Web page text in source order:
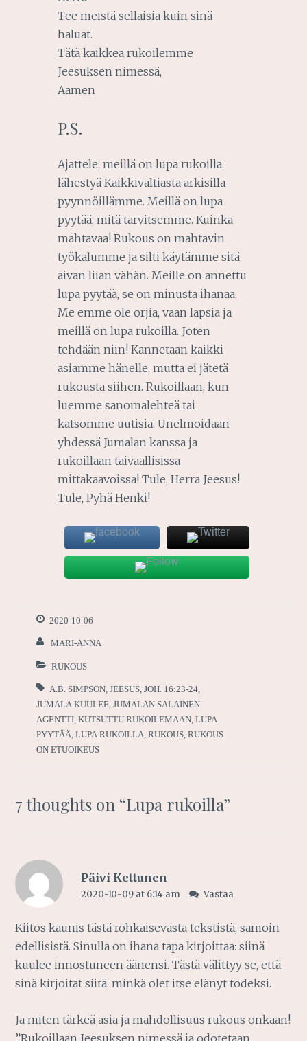
Tee meistä sellaisia kuin sinä
haluat.
Tätä kaikkea rukoilemme
Jeesuksen nimessä,
Aamen
P.S.
Ajattele, meillä on lupa rukoilla,
lähestyä Kaikkivaltiasta arkisilla
pyynnöillämme. Meillä on lupa
pyytää, mitä tarvitsemme. Kuinka
mahtavaa! Rukous on mahtavin
työkalumme ja silti käytämme sitä
aivan liian vähän. Meille on annettu
lupa pyytää, se on minusta ihanaa.
Me emme ole orjia, vaan lapsia ja
meillä on lupa rukoilla. Joten
tehdään niin! Kannetaan kaikki
asiamme hänelle, mutta ei jätetä
rukousta siihen. Rukoillaan, kun
luemme sanomalehteä tai
katsomme uutisia. Unelmoidaan
yhdessä Jumalan kanssa ja
rukoillaan taivaallisissa
mittakaavoissa! Tule, Herra Jeesus!
Tule, Pyhä Henki!
2020-10-06
MARI-ANNA
RUKOUS
A.B. SIMPSON ,JEESUS ,JOH. 16:23-24
JUMALA KUULEE ,JUMALAN SALAINEN
AGENTTI ,KUTSUTTU RUKOILEMAAN ,LUPA
PYYTÄÄ ,LUPA RUKOILLA ,RUKOUS ,RUKOUS
ON ETUOIKEUS
7 thoughts on “Lupa rukoilla”
Päivi Kettunen
2020-10-09 at 6:14 am Vastaa
Kiitos kaunis tästä rohkaisevasta tekstistä, samoin
edellisistä. Sinulla on ihana tapa kirjoittaa: siinä
kuulee innostuneen äänensi. Tästä välittyy se, että
sinä kirjoitat siitä, minkä olet itse elänyt todeksi.
Ja miten tärkeä asia ja mahdollisuus rukous onkaan!
”Rukoillaan Jeesuksen nimessä ja odotetaan